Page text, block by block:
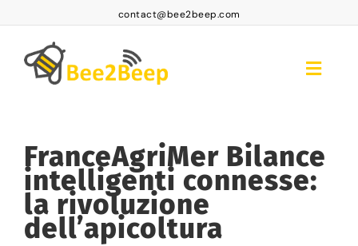
contact@bee2beep.com
Toggle
Accesso abbonati
Abbonamenti
Prodotti
FranceAgriMer Bilance
intelligenti connesse:
la rivoluzione
dell’apicoltura